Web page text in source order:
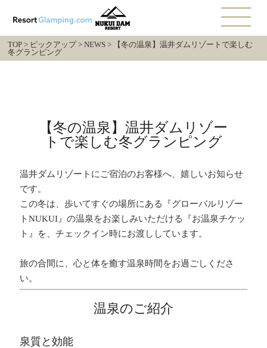
TOP > ピックアップ>NEWS >
【冬の温泉】温井ダムリゾートで楽しむ
冬グランピング
【冬の温泉】温井ダムリゾー
トで楽しむ冬グランピング
温井ダムリゾートにご宿泊のお客様へ、嬉しいお知らせ
です。
この冬は、歩いてすぐの場所にある『グローバルリゾー
トNUKUI』の温泉をお楽しみいただける『お温泉チケッ
ト』を、チェックイン時にお渡ししています。
旅の合間に、心と体を癒す温泉時間をお過ごしくださ
い。
温泉のご紹介
泉質と効能